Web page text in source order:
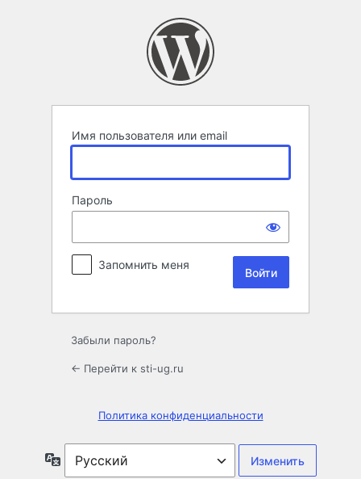
Имя пользователя или email
Пароль
Запомнить меня
Забыли пароль?
← Перейти к sti-ug.ru
Политика конфиденциальности
Язык